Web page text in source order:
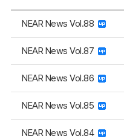
NEAR News Vol.88
NEAR News Vol.87
NEAR News Vol.86
NEAR News Vol.85
NEAR News Vol.84